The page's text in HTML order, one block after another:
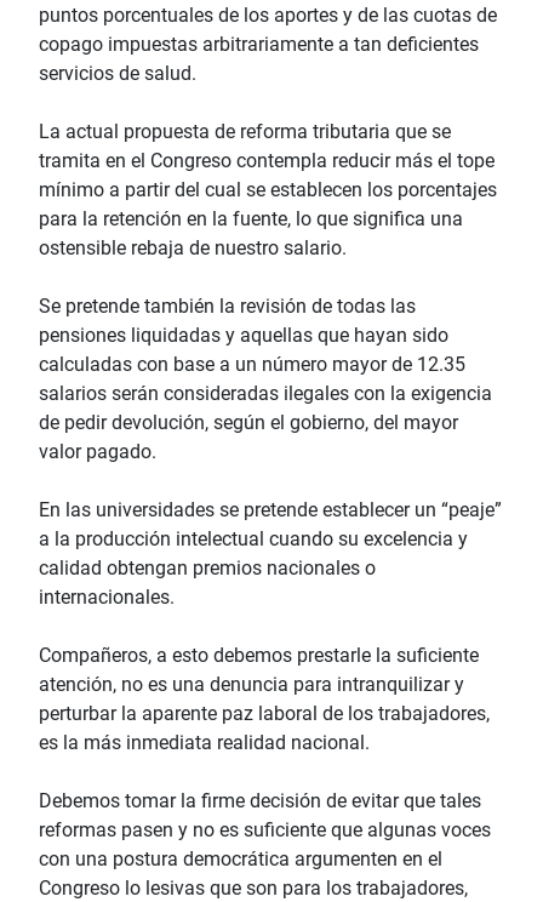
puntos porcentuales de los aportes y de las cuotas de
copago impuestas arbitrariamente a tan deficientes
servicios de salud.
La actual propuesta de reforma tributaria que se
tramita en el Congreso contempla reducir más el tope
mínimo a partir del cual se establecen los porcentajes
para la retención en la fuente, lo que significa una
ostensible rebaja de nuestro salario.
Se pretende también la revisión de todas las
pensiones liquidadas y aquellas que hayan sido
calculadas con base a un número mayor de 12.35
salarios serán consideradas ilegales con la exigencia
de pedir devolución, según el gobierno, del mayor
valor pagado.
En las universidades se pretende establecer un “peaje”
a la producción intelectual cuando su excelencia y
calidad obtengan premios nacionales o
internacionales.
Compañeros, a esto debemos prestarle la suficiente
atención, no es una denuncia para intranquilizar y
perturbar la aparente paz laboral de los trabajadores,
es la más inmediata realidad nacional.
Debemos tomar la firme decisión de evitar que tales
reformas pasen y no es suficiente que algunas voces
con una postura democrática argumenten en el
Congreso lo lesivas que son para los trabajadores,